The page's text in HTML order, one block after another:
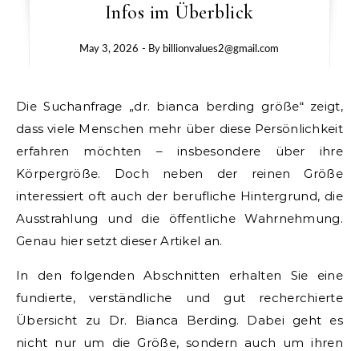
Infos im Überblick
May 3, 2026 - By billionvalues2@gmail.com
Die Suchanfrage „dr. bianca berding größe“ zeigt,
dass viele Menschen mehr über diese Persönlichkeit
erfahren möchten – insbesondere über ihre
Körpergröße. Doch neben der reinen Größe
interessiert oft auch der berufliche Hintergrund, die
Ausstrahlung und die öffentliche Wahrnehmung.
Genau hier setzt dieser Artikel an.
In den folgenden Abschnitten erhalten Sie eine
fundierte, verständliche und gut recherchierte
Übersicht zu Dr. Bianca Berding. Dabei geht es
nicht nur um die Größe, sondern auch um ihren